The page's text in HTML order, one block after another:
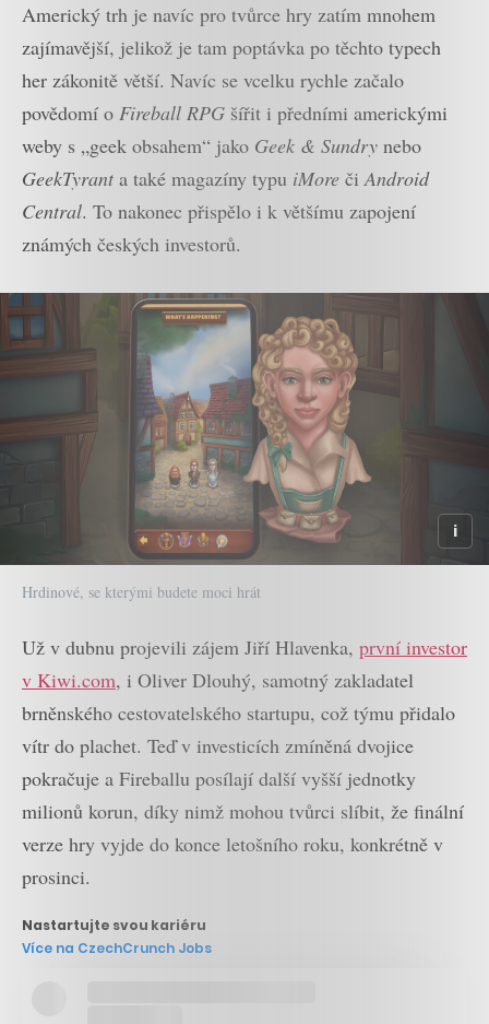
Americký trh je navíc pro tvůrce hry zatím mnohem
zajímavější, jelikož je tam poptávka po těchto typech
her zákonitě větší. Navíc se vcelku rychle začalo
povědomí o Fireball RPG šířit i předními americkými
weby s „geek obsahem“ jako Geek & Sundry nebo
GeekTyrant a také magazíny typu iMore čiAndroid
Central. To nakonec přispělo i k většímu zapojení
známých českých investorů.
Hrdinové, se kterými budete moci hrát
Už v dubnu projevili zájem Jiří Hlavenka, první investor
v Kiwi.com, i Oliver Dlouhý, samotný zakladatel
brněnského cestovatelského startupu, což týmu přidalo
vítr do plachet. Teď v investicích zmíněná dvojice
pokračuje a Fireballu posílají další vyšší jednotky
milionů korun, díky nimž mohou tvůrci slíbit, že finální
verze hry vyjde do konce letošního roku, konkrétně v
prosinci.
Nastartujte svou kariéru
Více na CzechCrunch Jobs